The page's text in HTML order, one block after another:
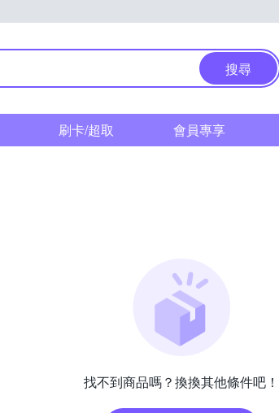
搜尋
刷卡/超取 會員專享
找不到商品嗎？換換其他條件吧！